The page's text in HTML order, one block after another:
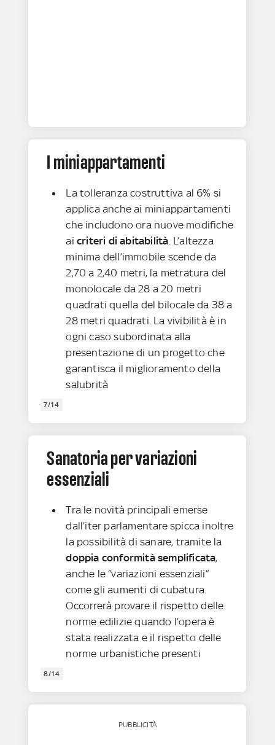
I miniappartamenti
La tolleranza costruttiva al 6% si
applica anche ai miniappartamenti
che includono ora nuove modifiche
aicriteri di abitabilità. L’altezza
minima dell’immobile scende da
2,70 a 2,40 metri, la metratura del
monolocale da 28 a 20 metri
quadrati quella del bilocale da 38 a
28 metri quadrati. La vivibilità è in
ogni caso subordinata alla
presentazione di un progetto che
garantisca il miglioramento della
salubrità
7/14
Sanatoria per variazioni
essenziali
Tra le novità principali emerse
dall’iter parlamentare spicca inoltre
la possibilità di sanare, tramite la
doppia conformità semplificata,
anche le “variazioni essenziali”
come gli aumenti di cubatura.
Occorrerà provare il rispetto delle
norme edilizie quando l’opera è
stata realizzata e il rispetto delle
norme urbanistiche presenti
8/14
PUBBLICITÀ